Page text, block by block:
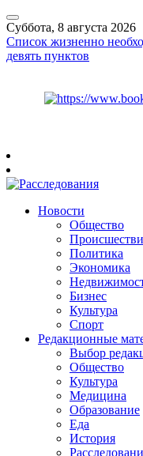
Суббота, 8 августа 2026
Список жизненно
девять пунктов
Новости
Общество
Политика
Экономика
Бизнес
Культура
Спорт
Редакционные
Выбор
Общество
Культура
Медицина
Образование
Еда
История